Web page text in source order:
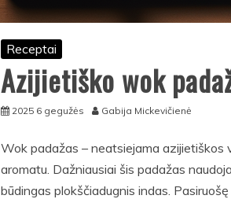
Receptai
Azijietiško wok
2025 6 gegužės Gabija Mickevičienė
Wok padažas – neatsiejama azijietiškos
aromatu. Dažniausiai šis padažas
būdingas plokščiadugnis indas.